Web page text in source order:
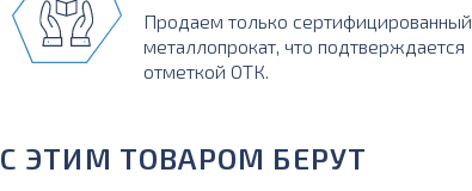
Продаем только сертифицированный
металлопрокат, что подтверждается
отметкой ОТК.
С ЭТИМ ТОВАРОМ БЕРУТ